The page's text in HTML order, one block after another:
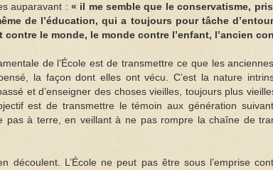
auparavant : « il me semble que le conservatisme,
de l’éducation, qui a toujours pour tâche
contre le monde, le monde contre l’enfant, l’ancien
de l’École est de transmettre ce que les
la façon dont elles ont vécu. C’est la nature
et d’enseigner des choses vieilles, toujours plus
est de transmettre le témoin aux génération
pas à terre, en veillant à ne pas rompre la chaîne de
découlent. L’École ne peut pas être sous l’emprise